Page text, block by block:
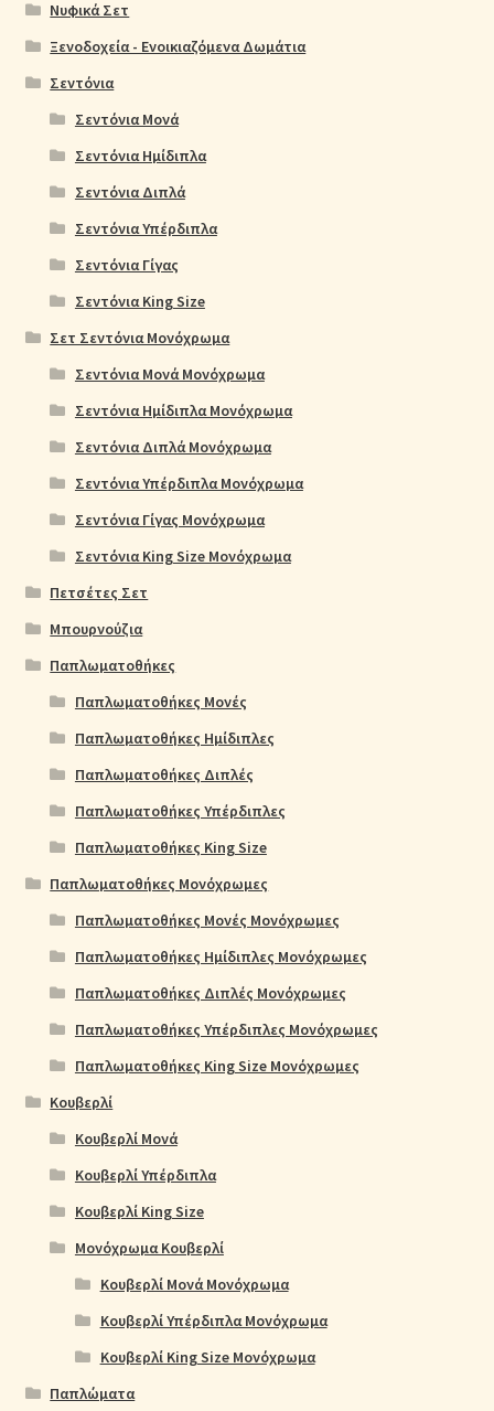
Νυφικά Σετ
Ξενοδοχεία - Ενοικιαζόμενα Δωμάτια
Σεντόνια
Σεντόνια Μονά
Σεντόνια Ημίδιπλα
Σεντόνια Διπλά
Σεντόνια Υπέρδιπλα
Σεντόνια Γίγας
Σεντόνια King Size
Σετ Σεντόνια Μονόχρωμα
Σεντόνια Μονά Μονόχρωμα
Σεντόνια Ημίδιπλα Μονόχρωμα
Σεντόνια Διπλά Μονόχρωμα
Σεντόνια Υπέρδιπλα Μονόχρωμα
Σεντόνια Γίγας Μονόχρωμα
Σεντόνια King Size Μονόχρωμα
Πετσέτες Σετ
Μπουρνούζια
Παπλωματοθήκες
Παπλωματοθήκες Μονές
Παπλωματοθήκες Ημίδιπλες
Παπλωματοθήκες Διπλές
Παπλωματοθήκες Υπέρδιπλες
Παπλωματοθήκες King Size
Παπλωματοθήκες Μονόχρωμες
Παπλωματοθήκες Μονές Μονόχρωμες
Παπλωματοθήκες Ημίδιπλες Μονόχρωμες
Παπλωματοθήκες Διπλές Μονόχρωμες
Παπλωματοθήκες Υπέρδιπλες Μονόχρωμες
Παπλωματοθήκες King Size Μονόχρωμες
Κουβερλί
Κουβερλί Μονά
Κουβερλί Υπέρδιπλα
Κουβερλί King Size
Μονόχρωμα Κουβερλί
Κουβερλί Μονά Μονόχρωμα
Κουβερλί Υπέρδιπλα Μονόχρωμα
Κουβερλί King Size Μονόχρωμα
Παπλώματα